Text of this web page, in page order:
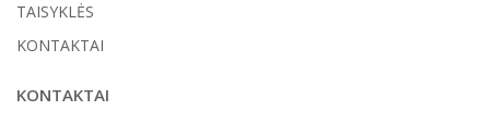
TAISYKLĖS
KONTAKTAI
KONTAKTAI